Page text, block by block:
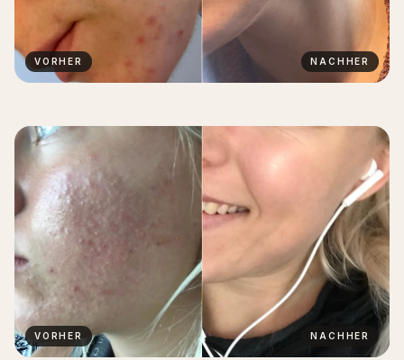
VORHER NACHHER
VORHER NACHHER